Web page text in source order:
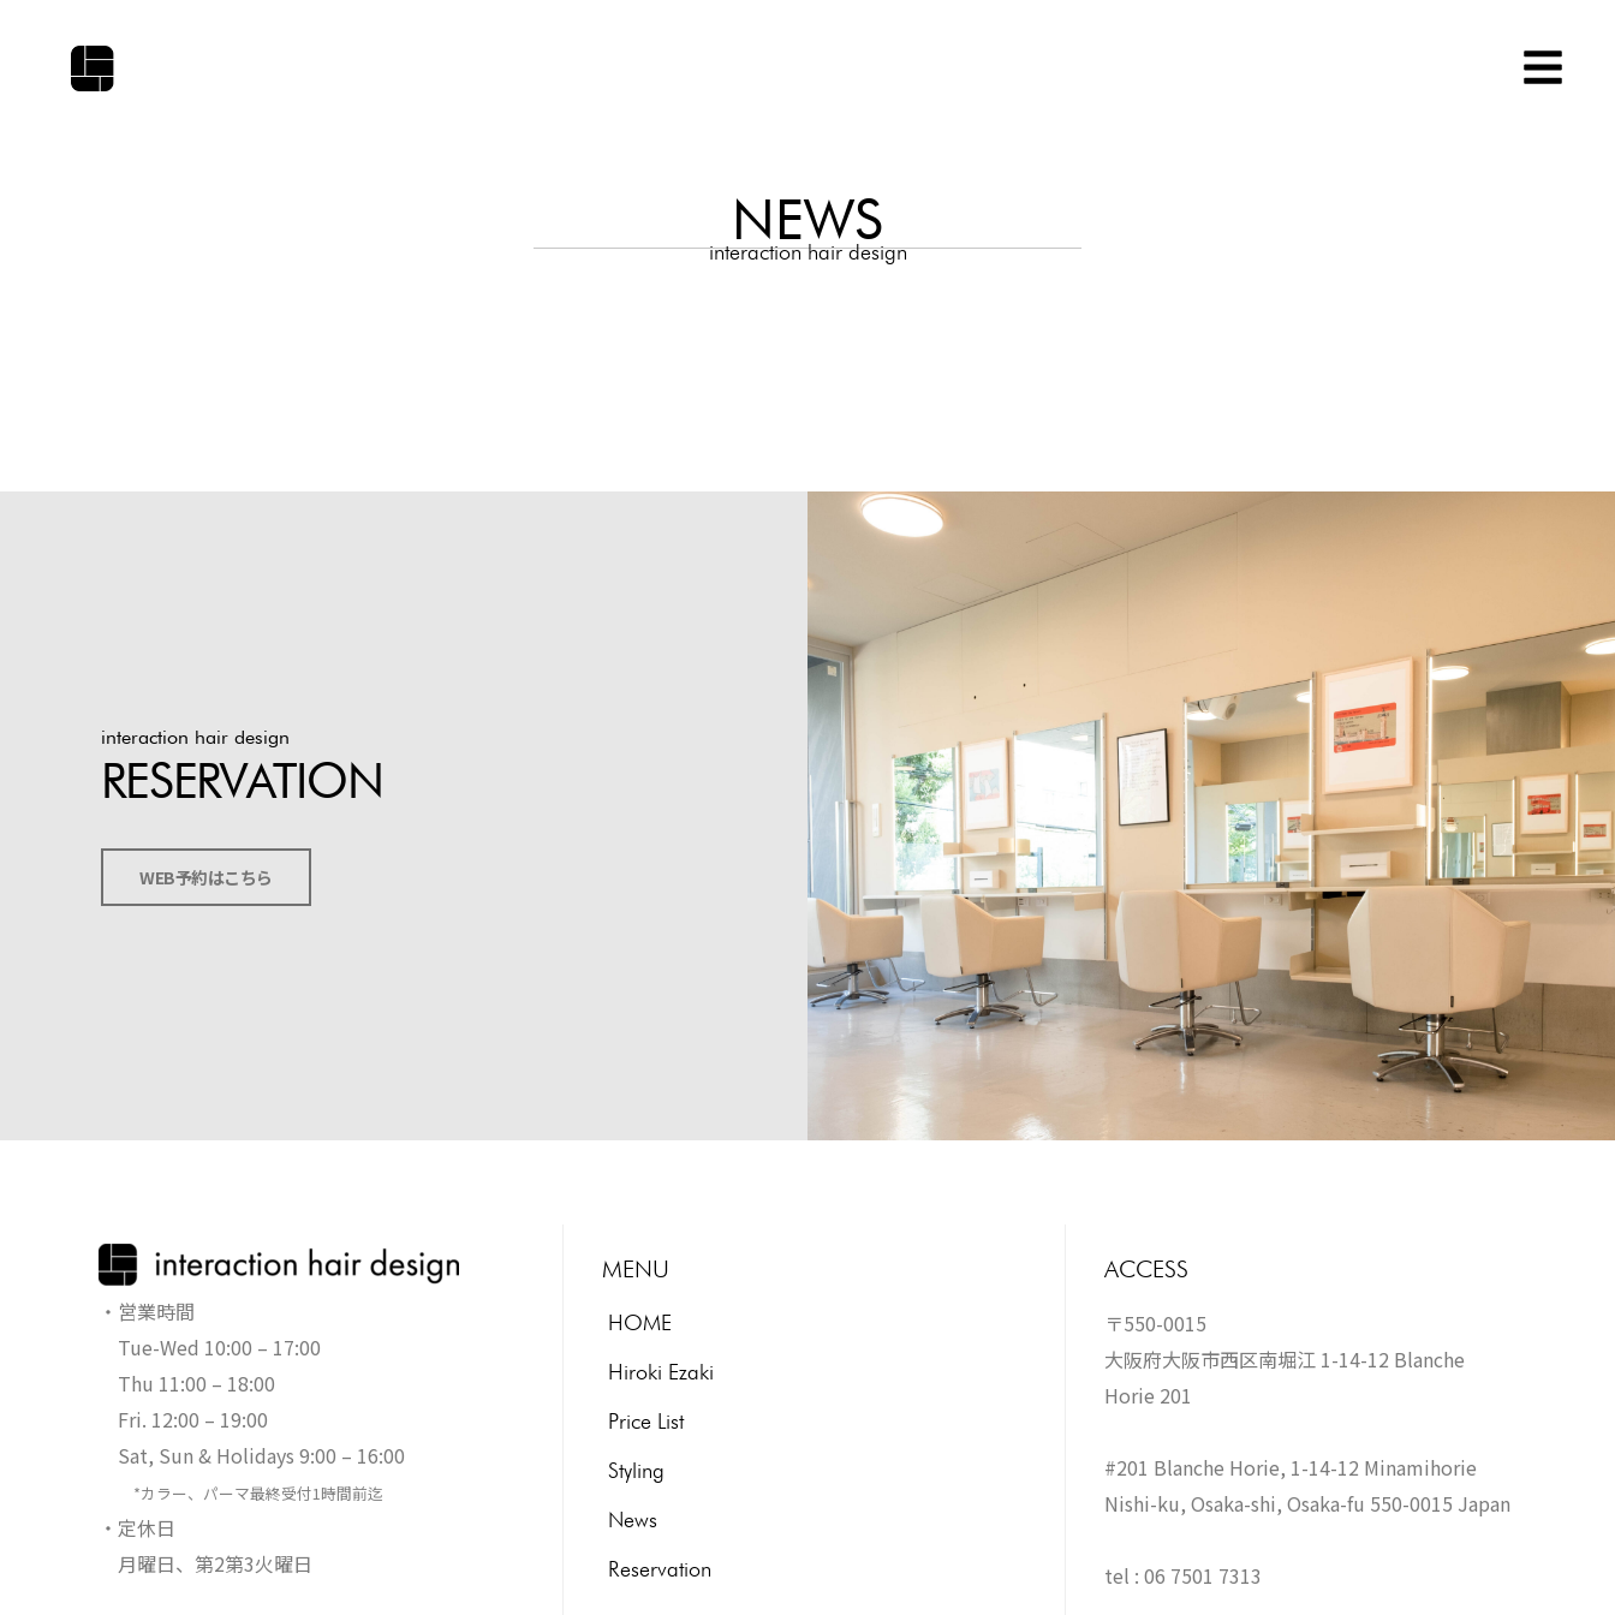
NEWS
interaction hair design
interaction hair design
RESERVATION
WEB予約はこちら
・営業時間
Tue-Wed 10:00 – 17:00
Thu 11:00 – 18:00
Fri. 12:00 – 19:00
Sat, Sun & Holidays 9:00 – 16:00
*カラー、パーマ最終受付1時間前迄
・定休日
月曜日、第2第3火曜日
MENU
HOME
Hiroki Ezaki
Price List
Styling
News
Reservation
ACCESS
〒550-0015
大阪府大阪市西区南堀江 1-14-12 Blanche
Horie 201
#201 Blanche Horie, 1-14-12 Minamihorie
Nishi-ku, Osaka-shi, Osaka-fu 550-0015 Japan
tel : 06 7501 7313